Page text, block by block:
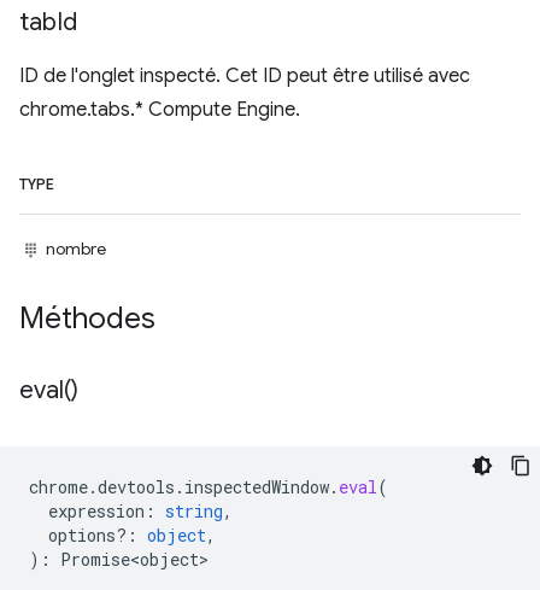
tabId
ID de l'onglet inspecté. Cet ID peut être utilisé avec
chrome.tabs.* Compute Engine.
TYPE
nombre
Méthodes
eval()
chrome.devtools . inspectedWindow. eval(
expression : string,
options? : object,
) : Promise<object>